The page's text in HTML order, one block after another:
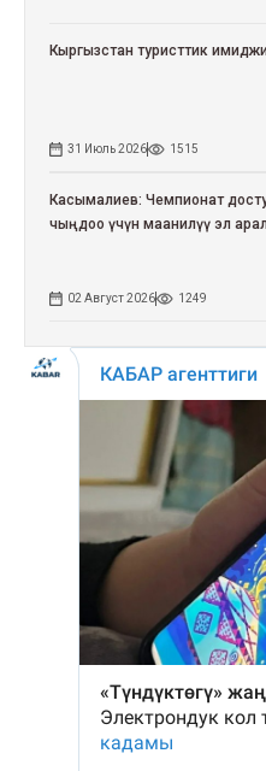
Кыргызстан туристтик
31 Июль 2026 1515
Касымалиев: Чемпионат
чыңдоо үчүн маанилүү эл
02 Август 2026 1249